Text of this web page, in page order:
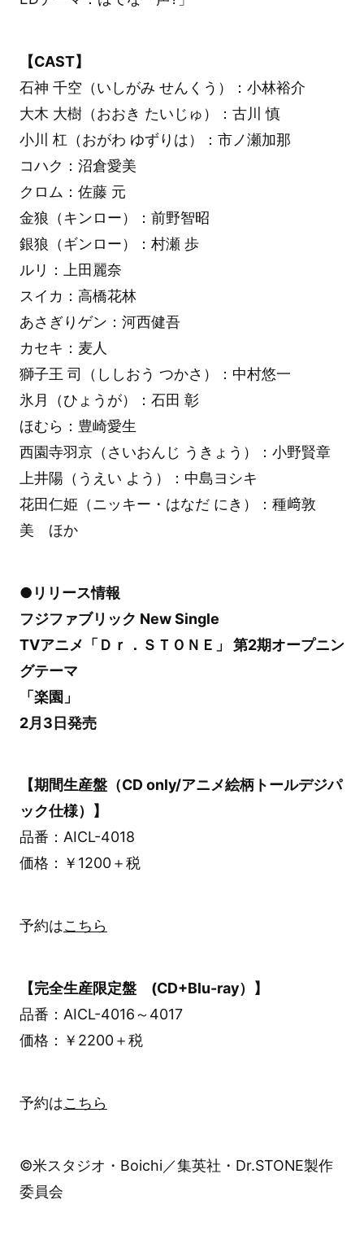
【CAST】
石神 千空（いしがみ せんくう）：小林裕介
大木 大樹（おおき たいじゅ）：古川 慎
小川 杠（おがわ ゆずりは）：市ノ瀬加那
コハク：沼倉愛美
クロム：佐藤 元
金狼（キンロー）：前野智昭
銀狼（ギンロー）：村瀬 歩
ルリ：上田麗奈
スイカ：高橋花林
あさぎりゲン：河西健吾
カセキ：麦人
獅子王 司（ししおう つかさ）：中村悠一
氷月（ひょうが）：石田 彰
ほむら：豊崎愛生
西園寺羽京（さいおんじ うきょう）：小野賢章
上井陽（うえい よう）：中島ヨシキ
花田仁姫（ニッキー・はなだ にき）：種﨑敦
美 ほか
●リリース情報
フジファブリック New Single
TVアニメ「Ｄｒ．ＳＴＯＮＥ」 第2期オープニン
グテーマ
「楽園」
2月3日発売
【期間生産盤（CD only/アニメ絵柄トールデジパ
ック仕様）】
品番：AICL-4018
価格：￥1200＋税
予約はこちら
【完全生産限定盤 (CD+Blu-ray）】
品番：AICL-4016～4017
価格：￥2200＋税
予約はこちら
©米スタジオ・Boichi／集英社・Dr.STONE製作
委員会